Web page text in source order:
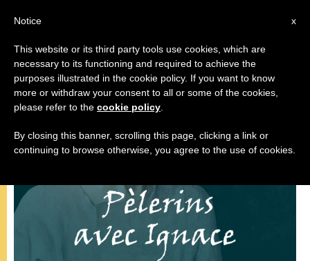
البابا فرنسيس, رسالة ,قديسون وطوباويون
x
Notice
This website or its third party tools use cookies, which are
necessary to its functioning and required to achieve the
purposes illustrated in the cookie policy. If you want to know
more or withdraw your consent to all or some of the cookies,
please refer to the cookie policy
By closing this banner, scrolling this page, clicking a link or
continuing to browse otherwise, you agree to the use of cookies.